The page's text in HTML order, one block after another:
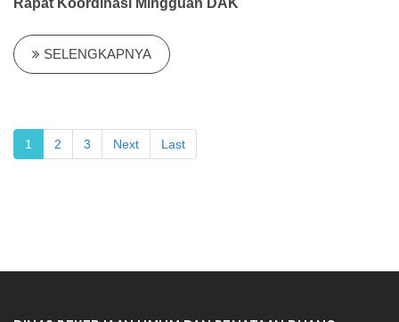
Rapat Koordinasi Mingguan DAK
SELENGKAPNYA
1 2 3 Next Last